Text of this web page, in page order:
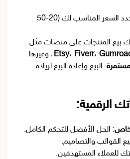
: حدد السعر المناسب لك (20-50
بيع المنتجات على منصات مثل
، وغيرها.
: البيع وإعادة البيع لزيادة
الرقمية:
: الحل الأفضل للتحكم الكامل.
القوالب والتصاميم.
للعملاء المستهدفين.